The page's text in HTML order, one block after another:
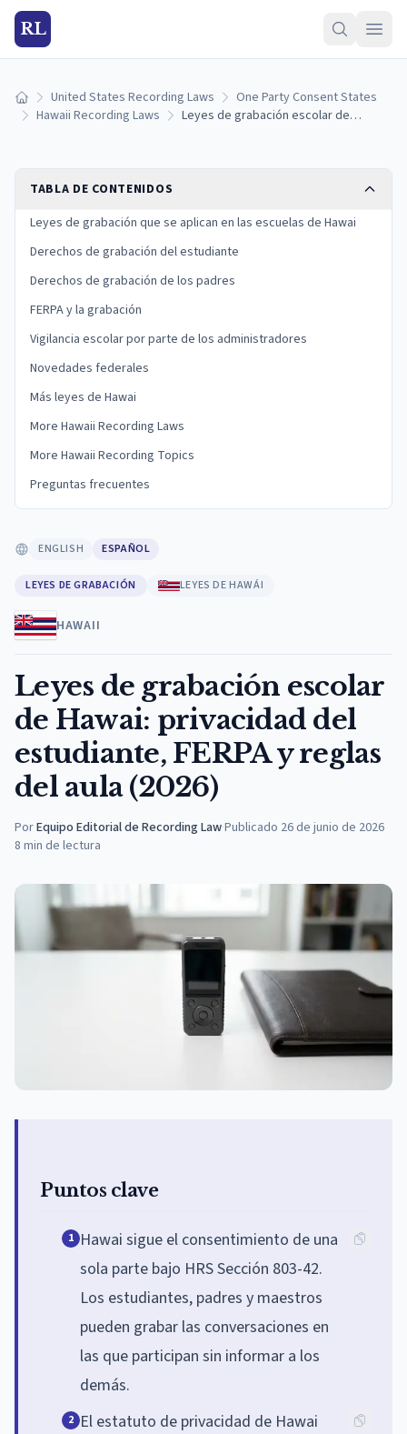
RL
Inicio United States Recording Laws
One Party Consent States
Hawaii Recording Laws
Leyes de grabación escolar de Hawai: privacidad del estudiante, FERPA y reglas del aula (2026)
TABLA DE CONTENIDOS
Leyes de grabación que se aplican en las escuelas de Hawai
Derechos de grabación del estudiante
Derechos de grabación de los padres
FERPA y la grabación
Vigilancia escolar por parte de los administradores
Novedades federales
Más leyes de Hawai
More Hawaii Recording Laws
More Hawaii Recording Topics
Preguntas frecuentes
ENGLISH ESPAÑOL
LEYES DE GRABACIÓN LEYES DE HAWÁI
HAWAII
Leyes de grabación escolar
de Hawai: privacidad del
estudiante, FERPA y reglas
del aula (2026)
PorEquipo Editorial de Recording Law·Publicado 26 de junio de 2026
8 min de lectura
Puntos clave
1 Hawai sigue el consentimiento de una
sola parte bajo HRS Sección 803-42.
Los estudiantes, padres y maestros
pueden grabar las conversaciones en
las que participan sin informar a los
demás.
2 El estatuto de privacidad de Hawai